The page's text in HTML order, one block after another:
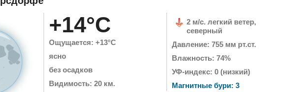
+14°C
Ощущается: +13°C
ясно
без осадков
Видимость: 20 км.
2 м/с. легкий ветер,
северный
Давление: 755 мм рт.ст.
Влажность: 74%
УФ-индекс: 0 (низкий)
Магнитные бури: 3